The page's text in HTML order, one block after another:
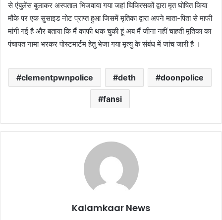
से एंबुलेंस बुलाकर अस्पताल भिजवाया गया जहां चिकित्सकों द्वारा मृत घोषित किया
मौके पर एक सुसाइड नोट प्राप्त हुआ जिसमें मृतिका द्वारा अपने माता-पिता से माफी
मांगी गई है और बताया कि मैं काफी थक चुकी हूं अब मैं जीना नहीं चाहती मृतिका का
पंचायत नामा भरकर पोस्टमार्टम हेतु भेजा गया मृत्यु के संबंध में जांच जारी है ।
clementpwnpolice deth doonpolice
fansi
Kalamkaar News